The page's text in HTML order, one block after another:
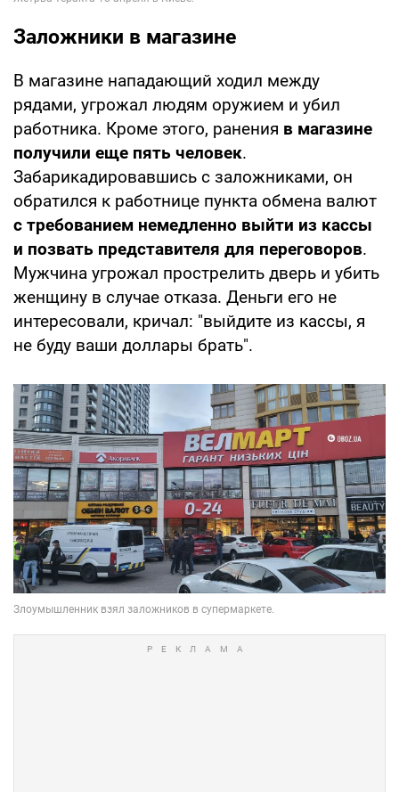
Заложники в магазине
В магазине нападающий ходил между
рядами, угрожал людям оружием и убил
работника. Кроме этого, ранения в магазине
получили еще пять человек.
Забарикадировавшись с заложниками, он
обратился к работнице пункта обмена валют
с требованием немедленно выйти из кассы
и позвать представителя для переговоров.
Мужчина угрожал прострелить дверь и убить
женщину в случае отказа. Деньги его не
интересовали, кричал: "выйдите из кассы, я
не буду ваши доллары брать".